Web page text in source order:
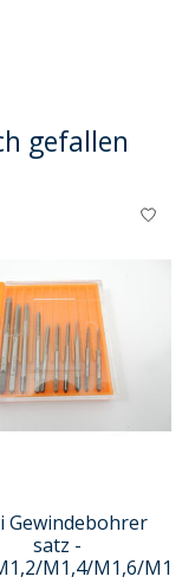
gefallen
Gewindebohrer
satz -
M1,4/M1,6/